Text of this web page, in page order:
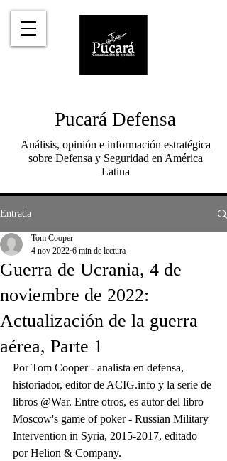
Pucará Defensa
Análisis, opinión e información estratégica
sobre Defensa y Seguridad en América
Latina
Entrada
Guerra de Ucrania, 4 de
noviembre de 2022:
Actualización de la guerra
aérea, Parte 1
Tom Cooper
4 nov 2022 6 min de lectura
Por Tom Cooper - analista en defensa,
historiador, editor de ACIG.info y la serie de
libros @War. Entre otros, es autor del libro
Moscow's game of poker - Russian Military
Intervention in Syria, 2015-2017, editado
por Helion & Company.